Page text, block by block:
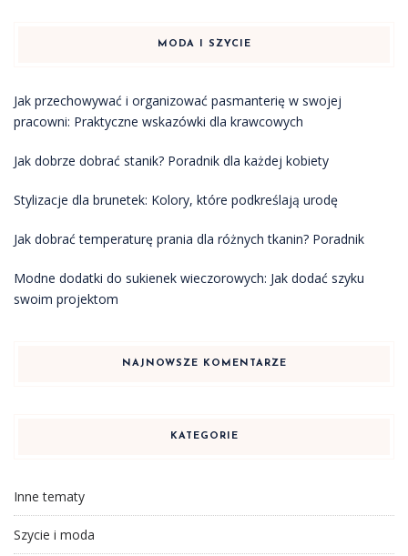
MODA I SZYCIE
Jak przechowywać i organizować pasmanterię w swojej
pracowni: Praktyczne wskazówki dla krawcowych
Jak dobrze dobrać stanik? Poradnik dla każdej kobiety
Stylizacje dla brunetek: Kolory, które podkreślają urodę
Jak dobrać temperaturę prania dla różnych tkanin? Poradnik
Modne dodatki do sukienek wieczorowych: Jak dodać szyku
swoim projektom
NAJNOWSZE KOMENTARZE
KATEGORIE
Inne tematy
Szycie i moda